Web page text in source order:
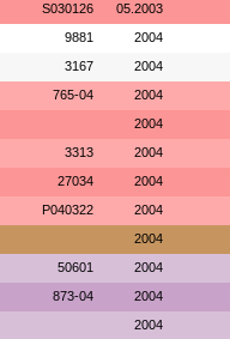
S030126 05.2003
9881 2004
3167 2004
765-04 2004
2004
3313 2004
27034 2004
P040322 2004
2004
50601 2004
873-04 2004
2004